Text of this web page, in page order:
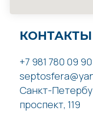
КОНТАКТЫ
+7 981 780 09 90
Санкт-
проспект, 119